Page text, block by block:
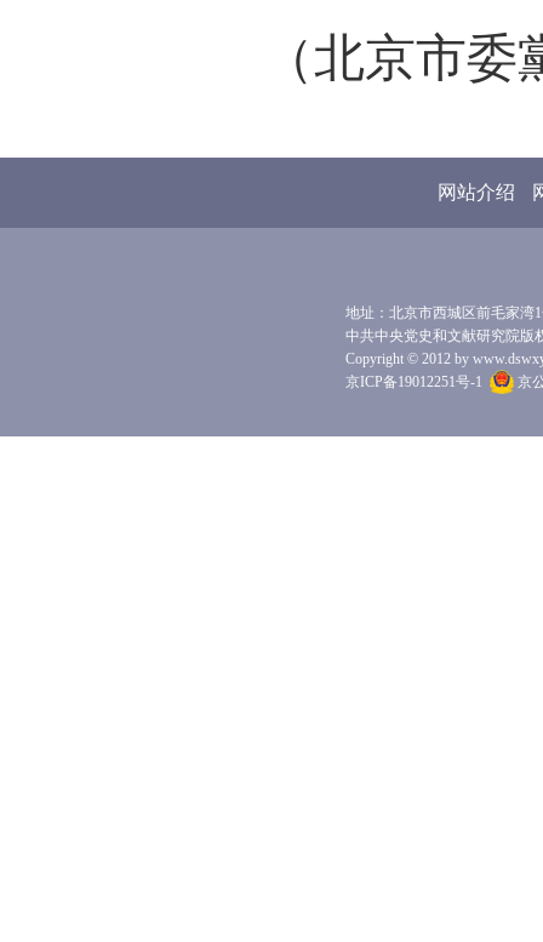
（北京市
网站介绍
地址：北京市西城区前毛家湾
中共中央党史和文献研究院版
Copyright © 2012 by
京ICP备19012251号-1
京